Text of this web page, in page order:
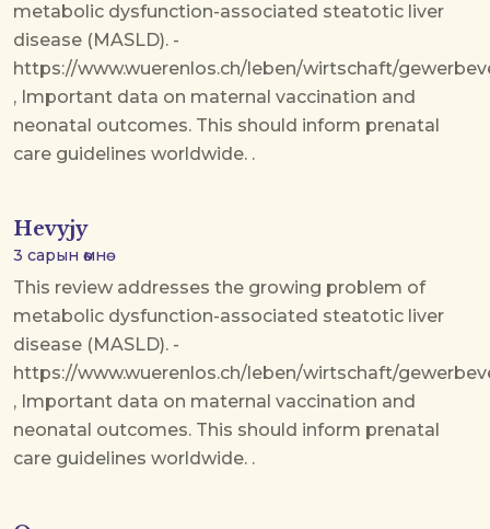
metabolic dysfunction-associated steatotic liver
disease (MASLD). -
https://www.wuerenlos.ch/leben/wirtschaft/
, Important data on maternal vaccination and
neonatal outcomes. This should inform prenatal
care guidelines worldwide. .
Hevyjy
3 сарын өмнө
This review addresses the growing problem of
metabolic dysfunction-associated steatotic liver
disease (MASLD). -
https://www.wuerenlos.ch/leben/wirtschaft/
, Important data on maternal vaccination and
neonatal outcomes. This should inform prenatal
care guidelines worldwide. .